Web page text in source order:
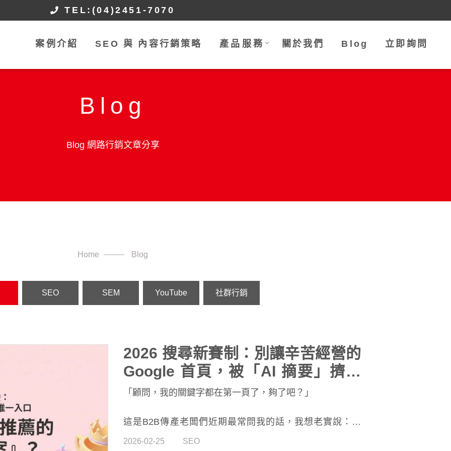
TEL:(04)2451-7070
案例介紹 SEO 與 內容行銷策略 產品服務 關於我們 Blog 立即詢問
Blog
Blog 網路行銷文章分享
Home Blog
SEO SEM YouTube 社群行銷
2026 搜尋新賽制：別讓辛苦經營的
Google 首頁，被「AI 摘要」擠出
視線！
「顧問，我的關鍵字都在第一頁了，夠了吧？」
這是B2B傳產老闆們近期最常問我的話，我想老實說：在
2026 年，這只贏了一半。
2026-02-25 SEO